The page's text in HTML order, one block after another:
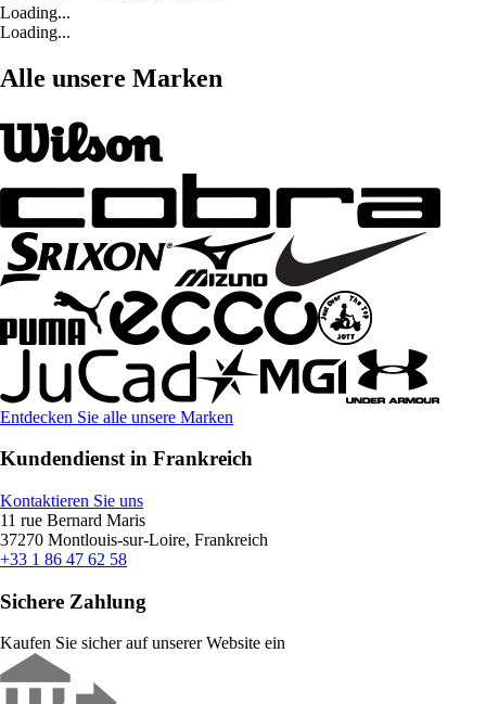
Loading...
Loading...
Alle unsere Marken
Entdecken Sie alle unsere Marken
Kundendienst in Frankreich
Kontaktieren Sie uns
11 rue Bernard Maris
37270 Montlouis-sur-Loire, Frankreich
+33 1 86 47 62 58
Sichere Zahlung
Kaufen Sie sicher auf unserer Website ein